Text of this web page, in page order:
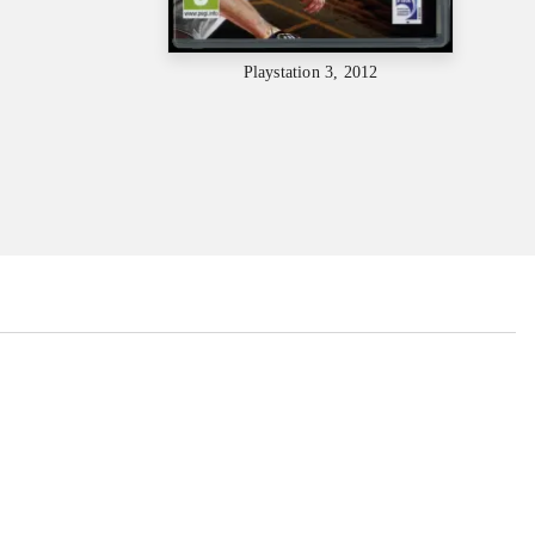
Playstation 3, 2012